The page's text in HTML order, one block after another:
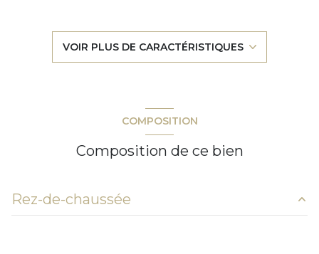
4 étage(s)
cave
VOIR PLUS DE CARACTÉRISTIQUES
COMPOSITION
Composition de ce bien
Rez-de-chaussée